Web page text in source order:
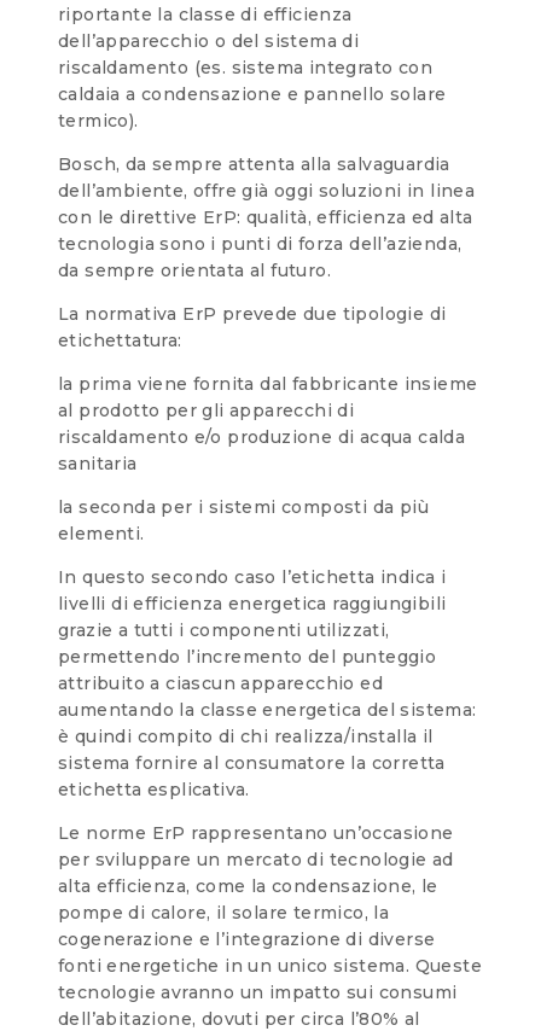
riportante la classe di efficienza
dell’apparecchio o del sistema di
riscaldamento (es. sistema integrato con
caldaia a condensazione e pannello solare
termico).
Bosch, da sempre attenta alla salvaguardia
dell’ambiente, offre già oggi soluzioni in linea
con le direttive ErP: qualità, efficienza ed alta
tecnologia sono i punti di forza dell’azienda,
da sempre orientata al futuro.
La normativa ErP prevede due tipologie di
etichettatura:
la prima viene fornita dal fabbricante insieme
al prodotto per gli apparecchi di
riscaldamento e/o produzione di acqua calda
sanitaria
la seconda per i sistemi composti da più
elementi.
In questo secondo caso l’etichetta indica i
livelli di efficienza energetica raggiungibili
grazie a tutti i componenti utilizzati,
permettendo l’incremento del punteggio
attribuito a ciascun apparecchio ed
aumentando la classe energetica del sistema:
è quindi compito di chi realizza/installa il
sistema fornire al consumatore la corretta
etichetta esplicativa.
Le norme ErP rappresentano un’occasione
per sviluppare un mercato di tecnologie ad
alta efficienza, come la condensazione, le
pompe di calore, il solare termico, la
cogenerazione e l’integrazione di diverse
fonti energetiche in un unico sistema. Queste
tecnologie avranno un impatto sui consumi
dell’abitazione, dovuti per circa l’80% al